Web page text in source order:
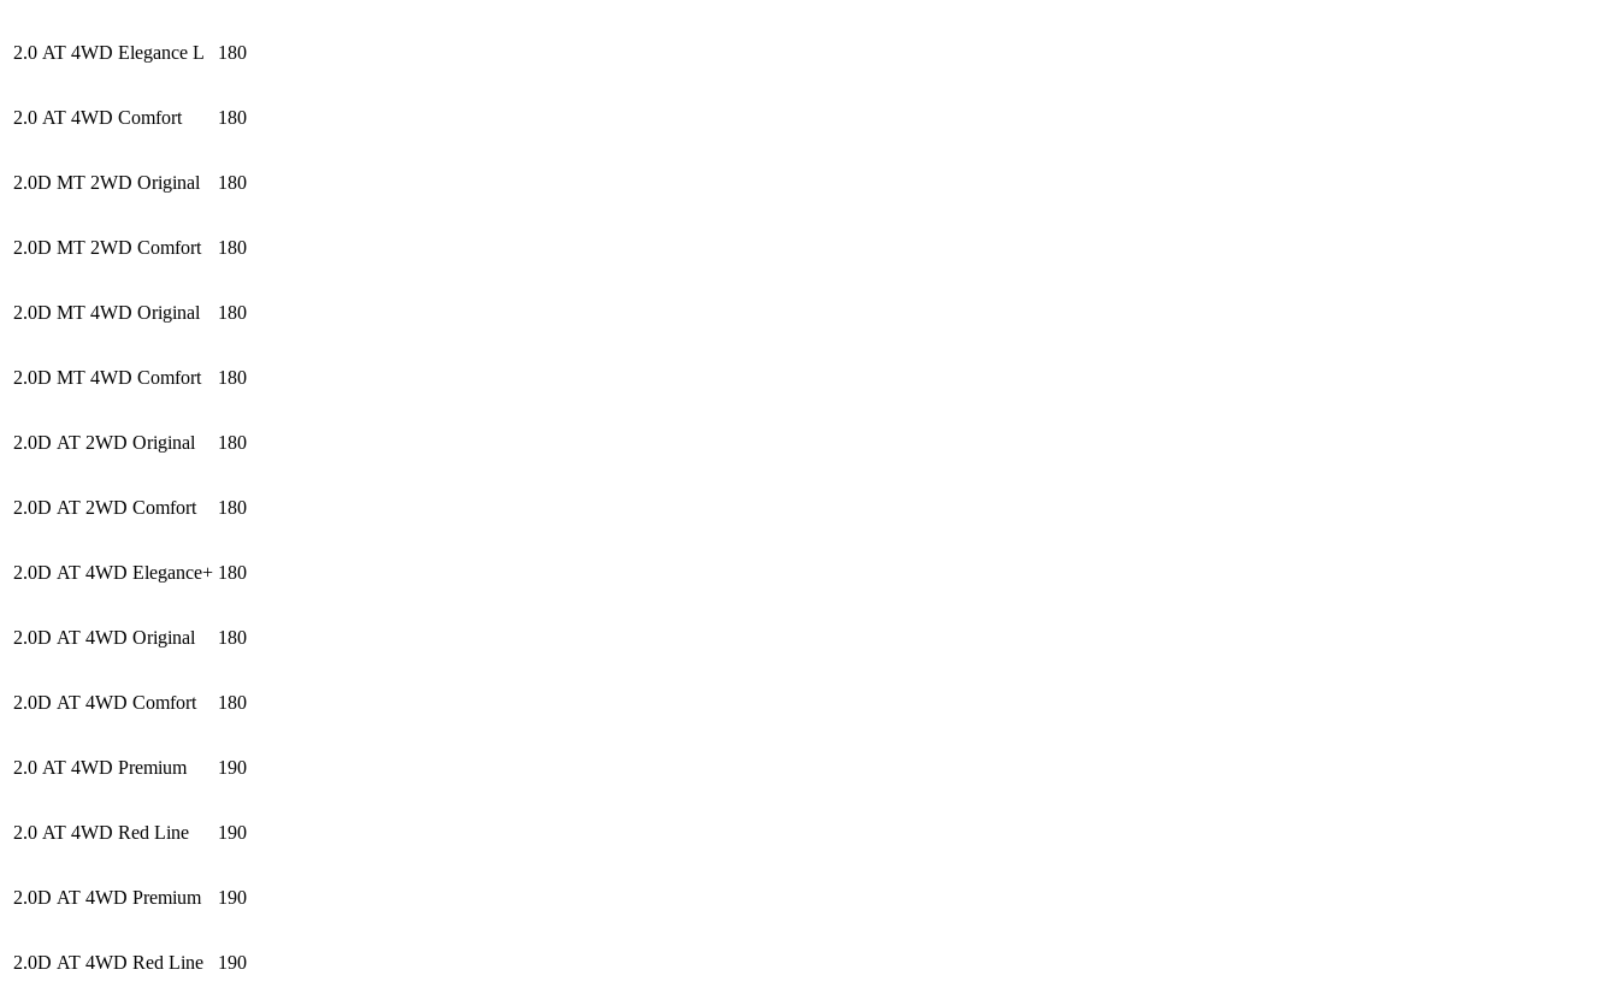
2.0 AT 4WD Elegance L 180
2.0 AT 4WD Comfort 180
2.0D MT 2WD Original 180
2.0D MT 2WD Comfort 180
2.0D MT 4WD Original 180
2.0D MT 4WD Comfort 180
2.0D AT 2WD Original 180
2.0D AT 2WD Comfort 180
2.0D AT 4WD Elegance+ 180
2.0D AT 4WD Original 180
2.0D AT 4WD Comfort 180
2.0 AT 4WD Premium 190
2.0 AT 4WD Red Line 190
2.0D AT 4WD Premium 190
2.0D AT 4WD Red Line 190